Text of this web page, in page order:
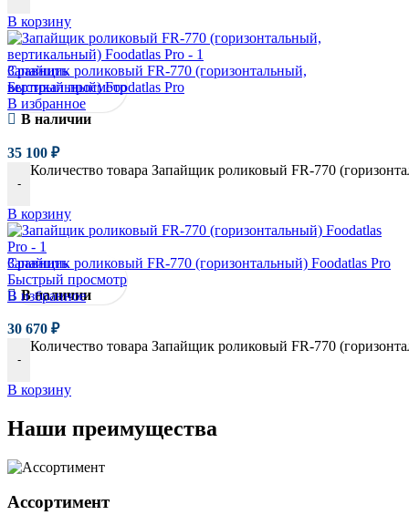
В корзину
Сравнить
Быстрый просмотр
В избранное
Запайщик роликовый FR-770 (горизонтальный,
вертикальный) Foodatlas Pro
В наличии
35 100 ₽
-
Количество товара Запайщик роликовый FR-770
В корзину
Сравнить
Быстрый просмотр
В избранное
Запайщик роликовый FR-770 (горизонтальный) Foodatlas Pro
В наличии
30 670 ₽
-
Количество товара Запайщик роликовый FR-770
В корзину
Наши преимущества
Ассортимент